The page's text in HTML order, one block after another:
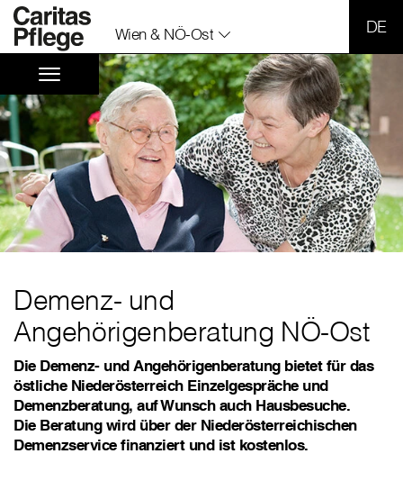
Wien & NÖ-Ost
Demenz- und
Angehörigenberatung NÖ-Ost
Die Demenz- und Angehörigenberatung bietet für das
östliche Niederösterreich Einzelgespräche und
Demenzberatung, auf Wunsch auch Hausbesuche.
Die Beratung wird über der Niederösterreichischen
Demenzservice finanziert und ist kostenlos.